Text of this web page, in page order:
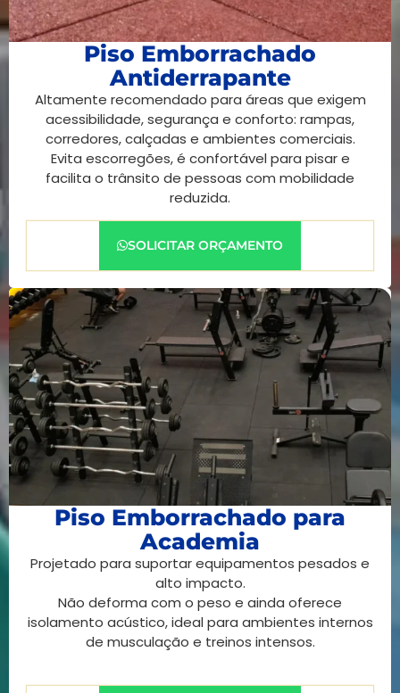
Piso Emborrachado
Antiderrapante
Altamente recomendado para áreas que exigem
acessibilidade, segurança e conforto: rampas,
corredores, calçadas e ambientes comerciais.
Evita escorregões, é confortável para pisar e
facilita o trânsito de pessoas com mobilidade
reduzida.
SOLICITAR ORÇAMENTO
Piso Emborrachado para
Academia
Projetado para suportar equipamentos pesados e
alto impacto.
Não deforma com o peso e ainda oferece
isolamento acústico, ideal para ambientes internos
de musculação e treinos intensos.